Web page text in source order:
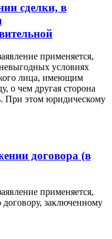
сделки, в
применяется,
условиях
лица, имеющим
о чем другая сторона
При этом юридическому
договора (в
применяется,
договору, заключенному